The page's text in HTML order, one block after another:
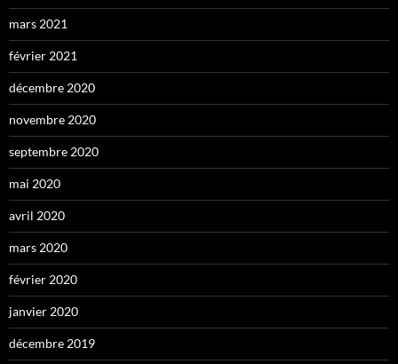
mars 2021
février 2021
décembre 2020
novembre 2020
septembre 2020
mai 2020
avril 2020
mars 2020
février 2020
janvier 2020
décembre 2019